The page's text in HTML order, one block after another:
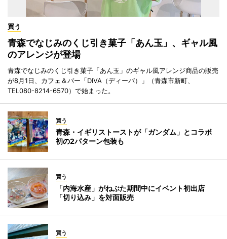
買う
青森でなじみのくじ引き菓子「あん玉」、ギャル風
のアレンジが登場
青森でなじみのくじ引き菓子「あん玉」のギャル風アレンジ商品の販売
が8月1日、カフェ＆バー「DIVA（ディーバ）」（青森市新町、
TEL080-8214-6570）で始まった。
買う
青森・イギリストーストが「ガンダム」とコラボ
初の2パターン包装も
買う
「内海水産」がねぶた期間中にイベント初出店
「切り込み」を対面販売
買う